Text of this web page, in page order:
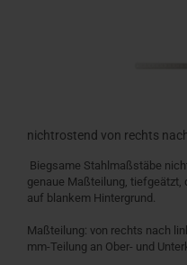
nichtrostend von rechts
Biegsame Stahlmaßstäbe
genaue Maßteilung,
auf blankem Hintergrund.
Maßteilung: von rechts nach
mm-Teilung an Ober- und